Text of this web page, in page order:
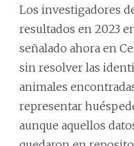
Los investigadores
resultados en 2023
señalado ahora en
sin resolver las
animales
representar
aunque aquellos